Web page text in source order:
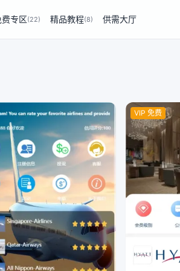
费专区(22) 精品教程(8) 供需大厅
VIP 免费